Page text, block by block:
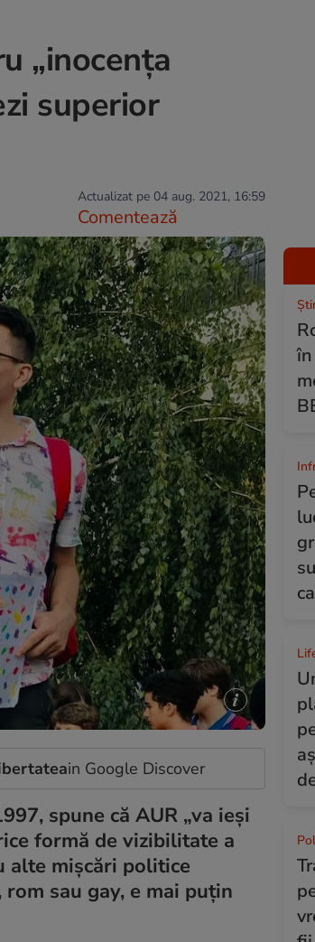
„inocența
superior
Actualizat pe 04 aug. 2021, 16:59
Comentează
in Google Discover
spune că AUR „va ieși
formă de vizibilitate a
alte mișcări politice
sau gay, e mai puțin
în